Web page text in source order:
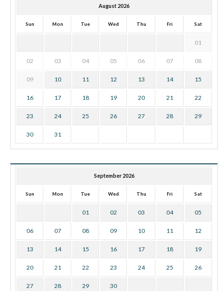
August 2026
Sun Mon Tue Wed Thu Fri Sat
01
02 03 04 05 06 07 08
09 10 11 12 13 14 15
16 17 18 19 20 21 22
23 24 25 26 27 28 29
30 31
September 2026
Sun Mon Tue Wed Thu Fri Sat
01 02 03 04 05
06 07 08 09 10 11 12
13 14 15 16 17 18 19
20 21 22 23 24 25 26
27 28 29 30